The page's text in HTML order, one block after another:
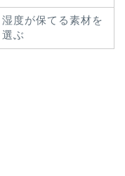
湿度が保てる素材を
選ぶ